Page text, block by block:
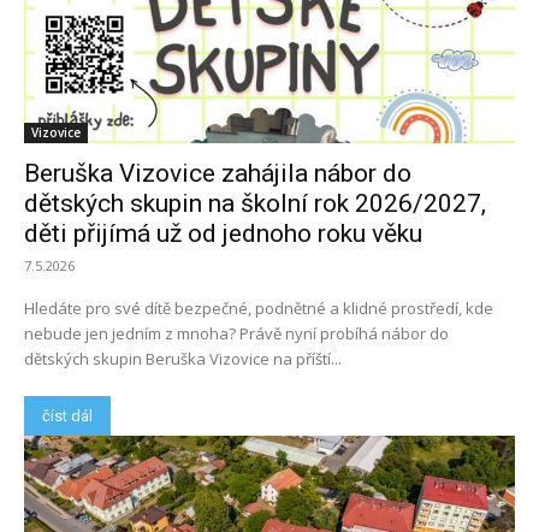
Vizovice
Beruška Vizovice zahájila nábor do
dětských skupin na školní rok 2026/2027,
děti přijímá už od jednoho roku věku
7.5.2026
Hledáte pro své dítě bezpečné, podnětné a klidné prostředí, kde
nebude jen jedním z mnoha? Právě nyní probíhá nábor do
dětských skupin Beruška Vizovice na příští...
číst dál